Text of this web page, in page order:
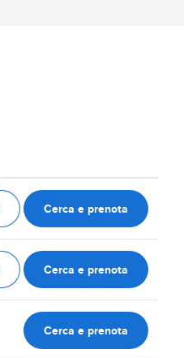
Cerca e prenota
Cerca e prenota
Cerca e prenota